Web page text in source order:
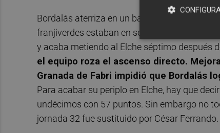
Bordalás aterriza en un banquillo de LaLiga
franjiverdes estaban en segunda división.
y acaba metiendo al Elche séptimo después
el equipo roza el ascenso directo.
Granada de Fabri impidió que Bordalás
Para acabar su periplo en Elche, hay que
undécimos con 57 puntos. Sin embargo no
jornada 32 fue sustituido por César Ferrando.